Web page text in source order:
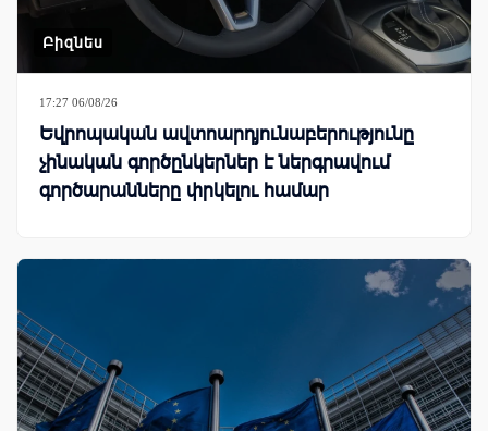
Բիզնես
17:27 06/08/26
Եվրոպական ավտոարդյունաբերությունը
չինական գործընկերներ է ներգրավում
գործարանները փրկելու համար